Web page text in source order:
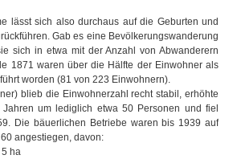
lässt sich also durchaus auf die Geburten und
Gab es eine Bevölkerungswanderung
sich in etwa mit der Anzahl von Abwanderern
1871 waren über die Hälfte der Einwohner als
worden (81 von 223 Einwohnern).
blieb die Einwohnerzahl recht stabil, erhöhte
um lediglich etwa 50 Personen und fiel
Die bäuerlichen Betriebe waren bis 1939 auf
angestiegen, davon:
5 ha